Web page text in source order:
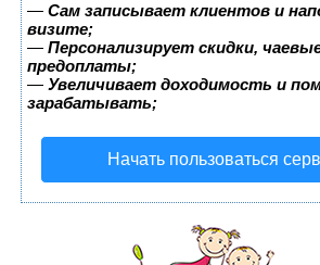
— Сам записывает клиентов и
визите;
— Персонализирует скидки,
предоплаты;
— Увеличивает доходимость и
зарабатывать;
Начать пользоваться